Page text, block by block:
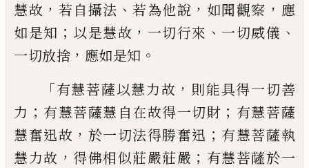
慧故 ， 若自攝法 、若為他說 ， 如聞觀察 ， 應
如是知 ； 以是慧故 ， 一切行來 、 一切威儀 、
一切放捨 ， 應如是知 。
「有慧菩薩以慧力故 ， 則能具得一切善
力 ； 有慧菩薩慧自在故得一切財 ； 有慧菩薩
慧奮迅故 ， 於一切法得勝奮迅 ； 有慧菩薩執
慧力故 ， 得佛相似莊嚴莊嚴 ； 有慧菩薩於一